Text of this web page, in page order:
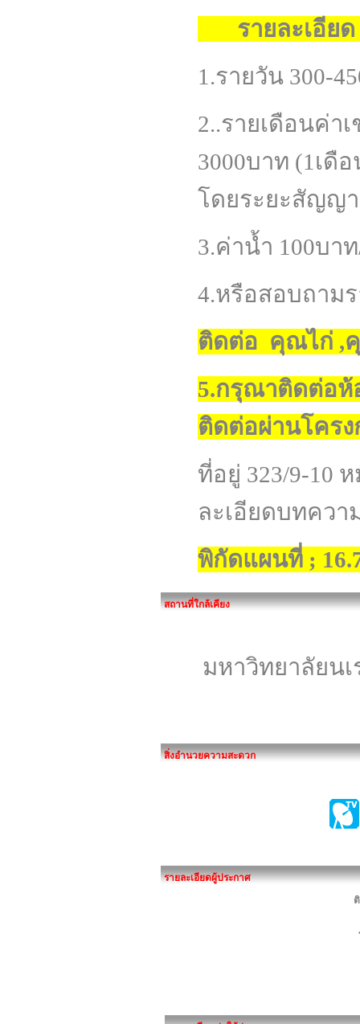
รายละเอีย
1.รายวัน 300-
2..รายเดือนค่า
3000บาท (1เ
โดยระยะสัญญ
3.ค่าน้ำ 100บา
4.หรือสอบถาม
ติดต่อ คุณไก่ ,คุ
5.กรุณาติดต่อห้
ติดต่อผ่านโครง
ที่อยู่ 323/9-10
ละเอียดบทควา
พิกัดแผนที่ ;
สถานที่ใกล้เคียง
มหาวิทยาลัย
สิ่งอำนวยความสะดวก
รายละเอียดผู้ประกาศ